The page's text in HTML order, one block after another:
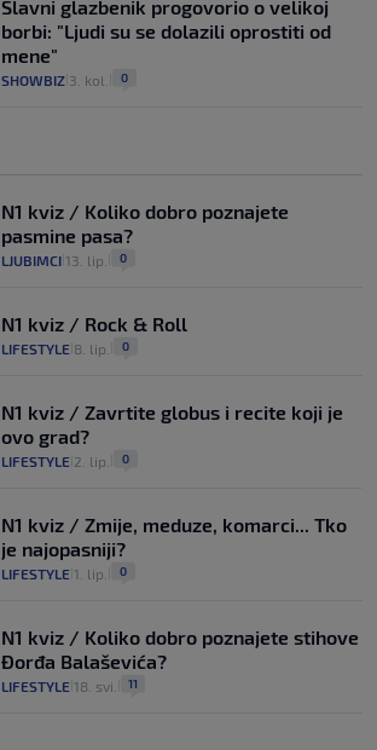
Slavni glazbenik progovorio o velikoj
borbi: "Ljudi su se dolazili oprostiti od
mene"
SHOWBIZ 3. kol. 0
N1 kviz / Koliko dobro poznajete
pasmine pasa?
LJUBIMCI 13. lip. 0
N1 kviz / Rock & Roll
LIFESTYLE 8. lip. 0
N1 kviz / Zavrtite globus i recite koji je
ovo grad?
LIFESTYLE 2. lip. 0
N1 kviz / Zmije, meduze, komarci... Tko
je najopasniji?
LIFESTYLE 1. lip. 0
N1 kviz / Koliko dobro poznajete stihove
Đorđa Balaševića?
LIFESTYLE 18. svi. 11